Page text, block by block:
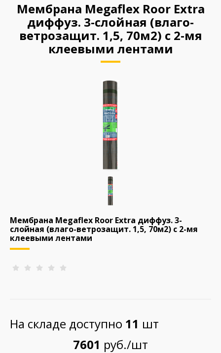
Мембрана Megaflex Roor Extra
диффуз. 3-слойная (влаго-
ветрозащит. 1,5, 70м2) с 2-мя
клеевыми лентами
Мембрана Megaflex Roor Extra диффуз. 3-
слойная (влаго-ветрозащит. 1,5, 70м2) с 2-мя
клеевыми лентами
На складе доступно 11 шт
7601 руб./шт